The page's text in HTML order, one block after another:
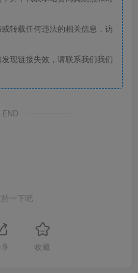
转载任何违法的相关信息，访
现链接失效，请联系我们我们
一下吧
收藏